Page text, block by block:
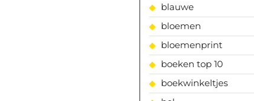
blauwe
bloemen
bloemenprint
boeken top 10
boekwinkeltjes